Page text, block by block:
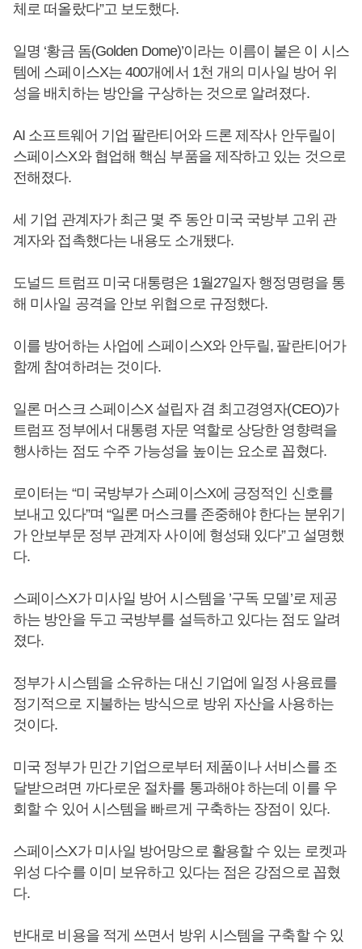
체로 떠올랐다”고 보도했다.
일명 ‘황금 돔(Golden Dome)’이라는 이름이 붙은 이 시스
템에 스페이스X는 400개에서 1천 개의 미사일 방어 위
성을 배치하는 방안을 구상하는 것으로 알려졌다.
AI 소프트웨어 기업 팔란티어와 드론 제작사 안두릴이
스페이스X와 협업해 핵심 부품을 제작하고 있는 것으로
전해졌다.
세 기업 관계자가 최근 몇 주 동안 미국 국방부 고위 관
계자와 접촉했다는 내용도 소개됐다.
도널드 트럼프 미국 대통령은 1월27일자 행정명령을 통
해 미사일 공격을 안보 위협으로 규정했다.
이를 방어하는 사업에 스페이스X와 안두릴, 팔란티어가
함께 참여하려는 것이다.
일론 머스크 스페이스X 설립자 겸 최고경영자(CEO)가
트럼프 정부에서 대통령 자문 역할로 상당한 영향력을
행사하는 점도 수주 가능성을 높이는 요소로 꼽혔다.
로이터는 “미 국방부가 스페이스X에 긍정적인 신호를
보내고 있다”며 “일론 머스크를 존중해야 한다는 분위기
가 안보부문 정부 관계자 사이에 형성돼 있다”고 설명했
다.
스페이스X가 미사일 방어 시스템을 ’구독 모델’로 제공
하는 방안을 두고 국방부를 설득하고 있다는 점도 알려
졌다.
정부가 시스템을 소유하는 대신 기업에 일정 사용료를
정기적으로 지불하는 방식으로 방위 자산을 사용하는
것이다.
미국 정부가 민간 기업으로부터 제품이나 서비스를 조
달받으려면 까다로운 절차를 통과해야 하는데 이를 우
회할 수 있어 시스템을 빠르게 구축하는 장점이 있다.
스페이스X가 미사일 방어망으로 활용할 수 있는 로켓과
위성 다수를 이미 보유하고 있다는 점은 강점으로 꼽혔
다.
반대로 비용을 적게 쓰면서 방위 시스템을 구축할 수 있